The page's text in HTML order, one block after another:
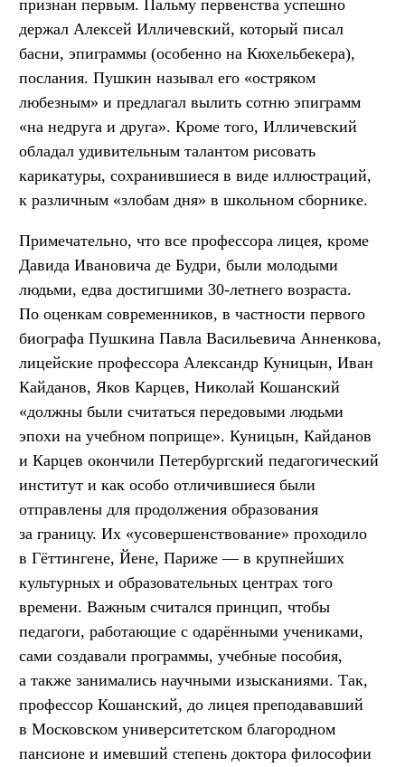
признан первым. Пальму первенства успешно
держал Алексей Илличевский, который писал
басни, эпиграммы (особенно на Кюхельбекера),
послания. Пушкин называл его «остряком
любезным» и предлагал вылить сотню эпиграмм
«на недруга и друга». Кроме того, Илличевский
обладал удивительным талантом рисовать
карикатуры, сохранившиеся в виде иллюстраций,
к различным «злобам дня» в школьном сборнике.
Примечательно, что все профессора лицея, кроме
Давида Ивановича де Будри, были молодыми
людьми, едва достигшими 30-летнего возраста.
По оценкам современников, в частности первого
биографа Пушкина Павла Васильевича Анненкова,
лицейские профессора Александр Куницын, Иван
Кайданов, Яков Карцев, Николай Кошанский
«должны были считаться передовыми людьми
эпохи на учебном поприще». Куницын, Кайданов
и Карцев окончили Петербургский педагогический
институт и как особо отличившиеся были
отправлены для продолжения образования
за границу. Их «усовершенствование» проходило
в Гёттингене, Йене, Париже — в крупнейших
культурных и образовательных центрах того
времени. Важным считался принцип, чтобы
педагоги, работающие с одарёнными учениками,
сами создавали программы, учебные пособия,
а также занимались научными изысканиями. Так,
профессор Кошанский, до лицея преподававший
в Московском университетском благородном
пансионе и имевший степень доктора философии